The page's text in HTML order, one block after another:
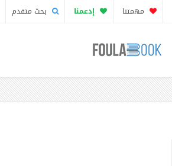
مهمتنا إدعمنا بحث متقدم